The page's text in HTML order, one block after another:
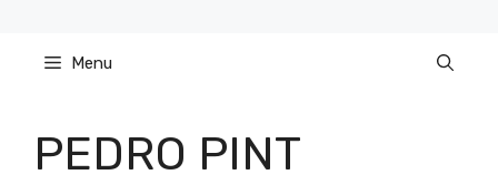
content Menu
PEDRO PINT